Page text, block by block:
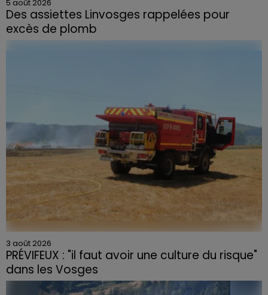
5 août 2026
Des assiettes Linvosges rappelées pour
excès de plomb
Du plomb a été détecté dans deux assiettes en
3 août 2026
PRÉVIFEUX : "il faut avoir une culture du risque"
dans les Vosges